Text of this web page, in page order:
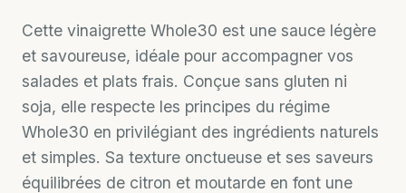
Cette vinaigrette Whole30 est une sauce légère
et savoureuse, idéale pour accompagner vos
salades et plats frais. Conçue sans gluten ni
soja, elle respecte les principes du régime
Whole30 en privilégiant des ingrédients naturels
et simples. Sa texture onctueuse et ses saveurs
équilibrées de citron et moutarde en font une